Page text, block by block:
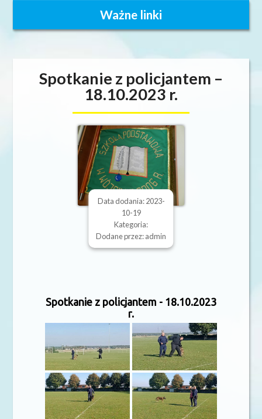
Ważne linki
Spotkanie z policjantem –
18.10.2023 r.
Data dodania: 2023-
10-19
Kategoria:
Dodane przez: admin
Spotkanie z policjantem - 18.10.2023
r.